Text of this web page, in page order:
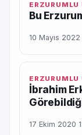
ERZURUMLU
Bu
10 Mayıs 2022
ERZURUMLU
İbrahim
17 Ekim 2020